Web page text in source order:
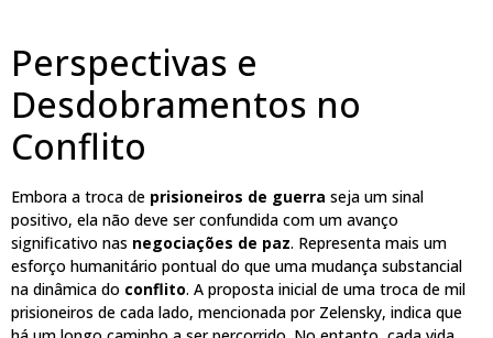
Perspectivas e
Desdobramentos no
Conflito
Embora a troca de prisioneiros de guerra seja um sinal
positivo, ela não deve ser confundida com um avanço
significativo nas negociações de paz. Representa mais um
esforço humanitário pontual do que uma mudança substancial
na dinâmica do conflito. A proposta inicial de uma troca de mil
prisioneiros de cada lado, mencionada por Zelensky, indica que